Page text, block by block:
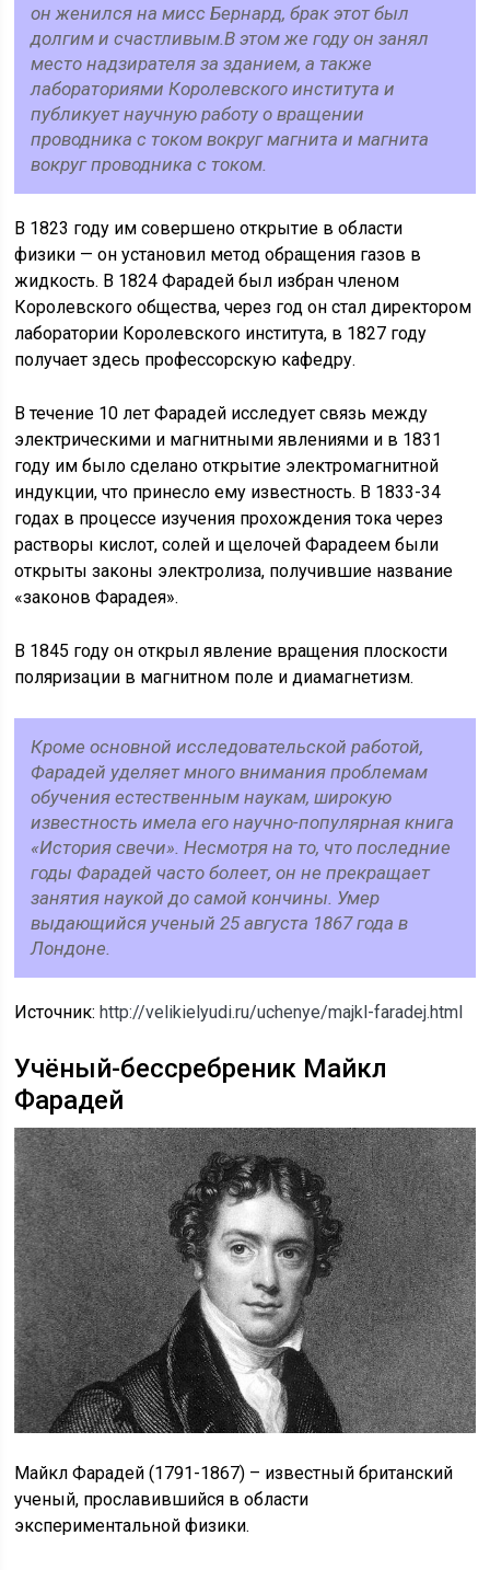
он женился на мисс Бернард, брак этот был
долгим и счастливым.В этом же году он занял
место надзирателя за зданием, а также
лабораториями Королевского института и
публикует научную работу о вращении
проводника с током вокруг магнита и магнита
вокруг проводника с током.
В 1823 году им совершено открытие в области
физики — он установил метод обращения газов в
жидкость. В 1824 Фарадей был избран членом
Королевского общества, через год он стал директором
лаборатории Королевского института, в 1827 году
получает здесь профессорскую кафедру.
В течение 10 лет Фарадей исследует связь между
электрическими и магнитными явлениями и в 1831
году им было сделано открытие электромагнитной
индукции, что принесло ему известность. В 1833-34
годах в процессе изучения прохождения тока через
растворы кислот, солей и щелочей Фарадеем были
открыты законы электролиза, получившие название
«законов Фарадея».
В 1845 году он открыл явление вращения плоскости
поляризации в магнитном поле и диамагнетизм.
Кроме основной исследовательской работой,
Фарадей уделяет много внимания проблемам
обучения естественным наукам, широкую
известность имела его научно-популярная книга
«История свечи». Несмотря на то, что последние
годы Фарадей часто болеет, он не прекращает
занятия наукой до самой кончины. Умер
выдающийся ученый 25 августа 1867 года в
Лондоне.
Источник:http://velikielyudi.ru/uchenye/majkl-faradej.html
Учёный-бессребреник Майкл
Фарадей
Майкл Фарадей (1791-1867) – известный британский
ученый, прославившийся в области
экспериментальной физики.